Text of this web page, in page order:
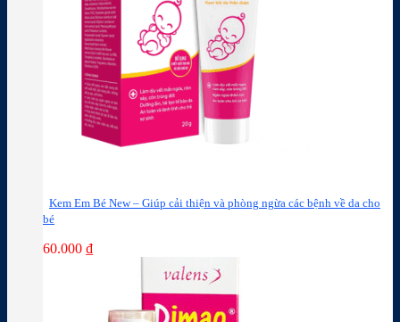
Kem Em Bé New – Giúp cải thiện và phòng ngừa các bệnh về da cho
bé
60.000 ₫